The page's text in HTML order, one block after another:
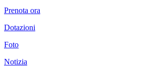
Prenota ora
Dotazioni
Foto
Notizia